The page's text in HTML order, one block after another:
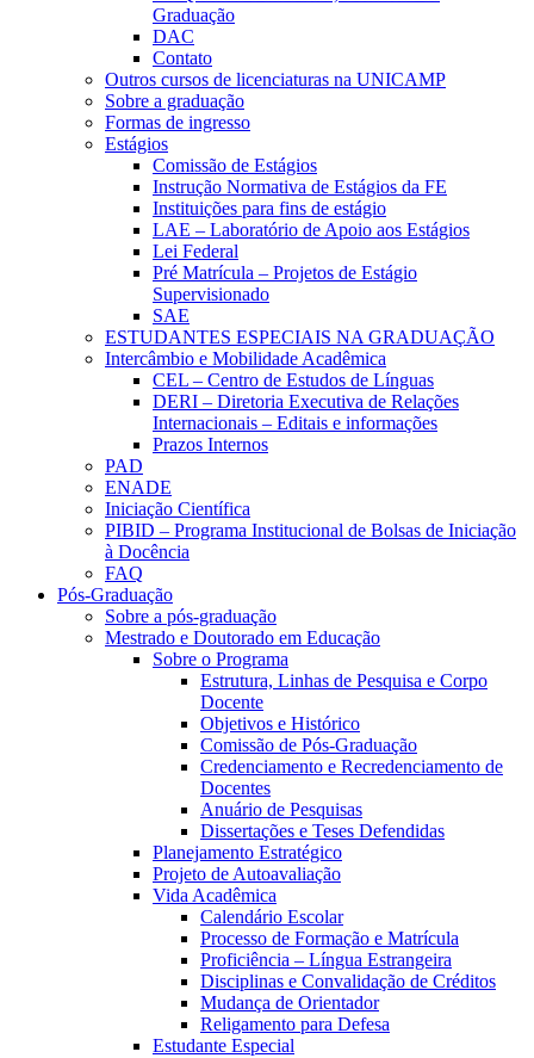
Graduação
DAC
Contato
Outros cursos de licenciaturas na UNICAMP
Sobre a graduação
Formas de ingresso
Estágios
Comissão de Estágios
Instrução Normativa de Estágios da FE
Instituições para fins de estágio
LAE – Laboratório de Apoio aos Estágios
Lei Federal
Pré Matrícula – Projetos de Estágio
Supervisionado
SAE
ESTUDANTES ESPECIAIS NA GRADUAÇÃO
Intercâmbio e Mobilidade Acadêmica
CEL – Centro de Estudos de Línguas
DERI – Diretoria Executiva de Relações
Internacionais – Editais e informações
Prazos Internos
PAD
ENADE
Iniciação Científica
PIBID – Programa Institucional de Bolsas de Iniciação
à Docência
FAQ
Pós-Graduação
Sobre a pós-graduação
Mestrado e Doutorado em Educação
Sobre o Programa
Estrutura, Linhas de Pesquisa e Corpo
Docente
Objetivos e Histórico
Comissão de Pós-Graduação
Credenciamento e Recredenciamento de
Docentes
Anuário de Pesquisas
Dissertações e Teses Defendidas
Planejamento Estratégico
Projeto de Autoavaliação
Vida Acadêmica
Calendário Escolar
Processo de Formação e Matrícula
Proficiência – Língua Estrangeira
Disciplinas e Convalidação de Créditos
Mudança de Orientador
Religamento para Defesa
Estudante Especial